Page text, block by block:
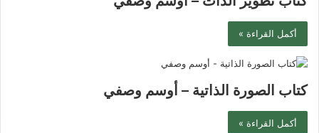
أكمل القراءة »
كتاب الصورة الذاتية – أوسم وصفي
أكمل القراءة »